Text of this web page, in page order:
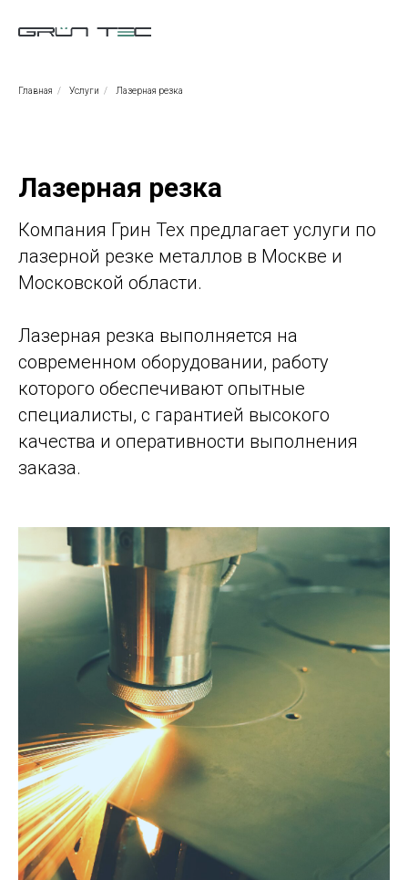
Главная / Услуги / Лазерная резка
Лазерная резка
Компания Грин Тех предлагает услуги по
лазерной резке металлов в Москве и
Московской области.
Лазерная резка выполняется на
современном оборудовании, работу
которого обеспечивают опытные
специалисты, с гарантией высокого
качества и оперативности выполнения
заказа.